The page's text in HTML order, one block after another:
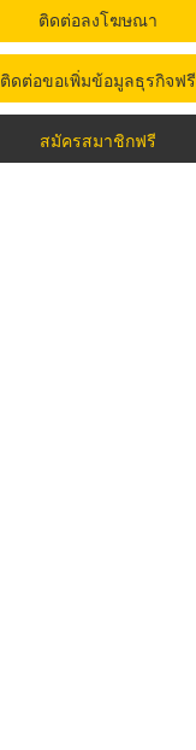
ติดต่อลงโฆษณา
ติดต่อขอเพิ่มข้อมูลธุรกิจฟรี
สมัครสมาชิกฟรี